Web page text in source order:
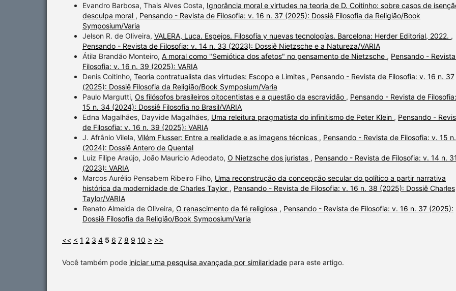
Evandro Barbosa, Thais Alves Costa, Ignorância moral e virtudes na teoria de D. Coitinho: sobre casos de
desculpa moral , Pensando - Revista de Filosofia: v. 16 n. 37 (2025): Dossiê Filosofia da Religião/Book
Symposium/Varia
Jelson R. de Oliveira, VALERA, Luca. Espejos. Filosofía y nuevas tecnologías. Barcelona: Herder Editorial, 2022. ,
Pensando - Revista de Filosofia: v. 14 n. 33 (2023): Dossiê Nietzsche e a Natureza/VARIA
Átila Brandão Monteiro, A moral como "Semiótica dos afetos" no pensamento de Nietzsche , Pensando -
Filosofia: v. 16 n. 39 (2025): VARIA
Denis Coitinho, Teoria contratualista das virtudes: Escopo e Limites , Pensando - Revista de Filosofia: v. 16 n. 37
(2025): Dossiê Filosofia da Religião/Book Symposium/Varia
Paulo Margutti, Os filósofos brasileiros oitocentistas e a questão da escravidão , Pensando - Revista de
15 n. 34 (2024): Dossiê Filosofia no Brasil/VARIA
Edna Magalhães, Dayvide Magalhães, Uma releitura pragmatista do infinitismo de Peter Klein , Pensando -
de Filosofia: v. 16 n. 39 (2025): VARIA
J. Afrânio Vilela, Vilém Flusser: Entre a realidade e as imagens técnicas , Pensando - Revista de Filosofia: v. 15
(2024): Dossiê Antero de Quental
Luiz Filipe Araújo, João Maurício Adeodato, O Nietzsche dos juristas , Pensando - Revista de Filosofia: v. 14 n.
(2023): VARIA
Marcos Aurélio Pensabem Ribeiro Filho, Uma reconstrução da concepção secular do político a partir narrativa
histórica da modernidade de Charles Taylor , Pensando - Revista de Filosofia: v. 16 n. 38 (2025): Dossiê Charles
Taylor/VARIA
Renato Almeida de Oliveira, O renascimento da fé religiosa , Pensando - Revista de Filosofia: v. 16 n. 37 (2025):
Dossiê Filosofia da Religião/Book Symposium/Varia
<< < 1 2 3 4 5 6 7 8 9 10 > >>
Você também pode iniciar uma pesquisa avançada por similaridade para este artigo.